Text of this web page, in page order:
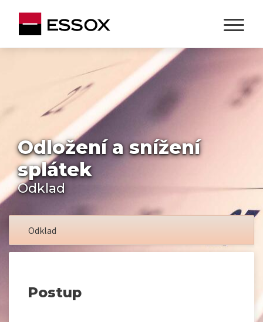
Odložení a snížení
splátek
Odklad
Odklad
Postup